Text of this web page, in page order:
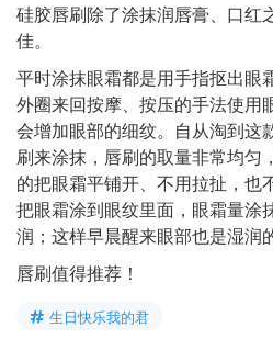
硅胶唇刷除了涂抹润唇膏、口红
佳。
平时涂抹眼霜都是用手指抠出眼
外圈来回按摩、按压的手法使用
会增加眼部的细纹。自从淘到这
刷来涂抹，唇刷的取量非常均匀
的把眼霜平铺开、不用拉扯，也
把眼霜涂到眼纹里面，眼霜量涂
润；这样早晨醒来眼部也是湿润的
唇刷值得推荐！
生日快乐我的君